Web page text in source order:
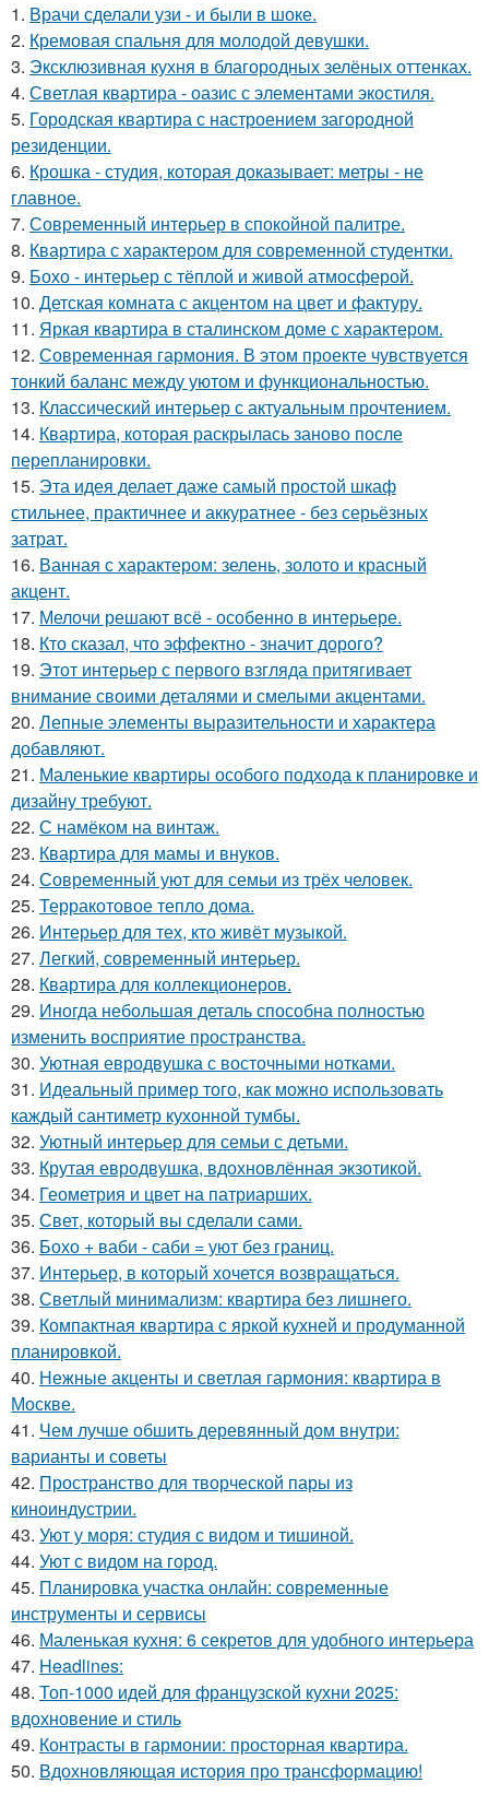
1. Врачи сделали узи - и были в шоке.
2. Кремовая спальня для молодой девушки.
3. Эксклюзивная кухня в благородных зелёных оттенках.
4. Светлая квартира - оазис с элементами экостиля.
5. Городская квартира с настроением загородной
резиденции.
6. Крошка - студия, которая доказывает: метры - не
главное.
7. Современный интерьер в спокойной палитре.
8. Квартира с характером для современной студентки.
9. Бохо - интерьер с тёплой и живой атмосферой.
10. Детская комната с акцентом на цвет и фактуру.
11. Яркая квартира в сталинском доме с характером.
12. Современная гармония. В этом проекте чувствуется
тонкий баланс между уютом и функциональностью.
13. Классический интерьер с актуальным прочтением.
14. Квартира, которая раскрылась заново после
перепланировки.
15. Эта идея делает даже самый простой шкаф
стильнее, практичнее и аккуратнее - без серьёзных
затрат.
16. Ванная с характером: зелень, золото и красный
акцент.
17. Мелочи решают всё - особенно в интерьере.
18. Кто сказал, что эффектно - значит дорого?
19. Этот интерьер с первого взгляда притягивает
внимание своими деталями и смелыми акцентами.
20. Лепные элементы выразительности и характера
добавляют.
21. Маленькие квартиры особого подхода к планировке и
дизайну требуют.
22. С намёком на винтаж.
23. Квартира для мамы и внуков.
24. Современный уют для семьи из трёх человек.
25. Терракотовое тепло дома.
26. Интерьер для тех, кто живёт музыкой.
27. Легкий, современный интерьер.
28. Квартира для коллекционеров.
29. Иногда небольшая деталь способна полностью
изменить восприятие пространства.
30. Уютная евродвушка с восточными нотками.
31. Идеальный пример того, как можно использовать
каждый сантиметр кухонной тумбы.
32. Уютный интерьер для семьи с детьми.
33. Крутая евродвушка, вдохновлённая экзотикой.
34. Геометрия и цвет на патриарших.
35. Свет, который вы сделали сами.
36. Бохо + ваби - саби = уют без границ.
37. Интерьер, в который хочется возвращаться.
38. Светлый минимализм: квартира без лишнего.
39. Компактная квартира с яркой кухней и продуманной
планировкой.
40. Нежные акценты и светлая гармония: квартира в
Москве.
41. Чем лучше обшить деревянный дом внутри:
варианты и советы
42. Пространство для творческой пары из
киноиндустрии.
43. Уют у моря: студия с видом и тишиной.
44. Уют с видом на город.
45. Планировка участка онлайн: современные
инструменты и сервисы
46. Маленькая кухня: 6 секретов для удобного интерьера
47. Headlines:
48. Топ-1000 идей для французской кухни 2025:
вдохновение и стиль
49. Контрасты в гармонии: просторная квартира.
50. Вдохновляющая история про трансформацию!